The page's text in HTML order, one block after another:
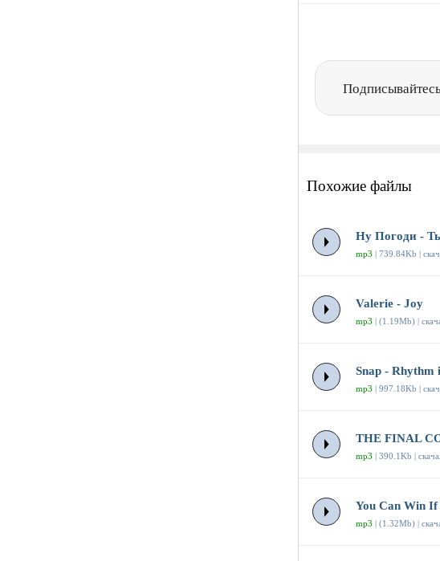
Похожие файлы
Ну Погоди -
mp3 | 739.84Kb |
Valerie - Joy
mp3 | (1.19Mb) |
Snap - Rhythm
mp3 | 997.18Kb |
THE FINAL
mp3 | 390.1Kb |
You Can Win
mp3 | (1.32Mb) |